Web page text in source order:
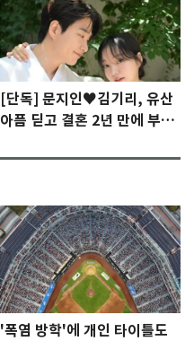
[단독] 문지인♥김기리, 유산
아픔 딛고 결혼 2년 만에 부모
'폭염 방학'에 개인 타이틀도